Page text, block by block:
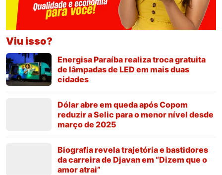
Viu isso?
Energisa Paraíba realiza troca gratuita
de lâmpadas de LED em mais duas
cidades
Dólar abre em queda após Copom
reduzir a Selic para o menor nível desde
março de 2025
Biografia revela trajetória e bastidores
da carreira de Djavan em “Dizem que o
amor atrai”